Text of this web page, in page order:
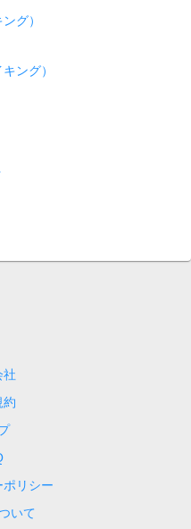
グ）
ング）
社
約
ポリシー
いて